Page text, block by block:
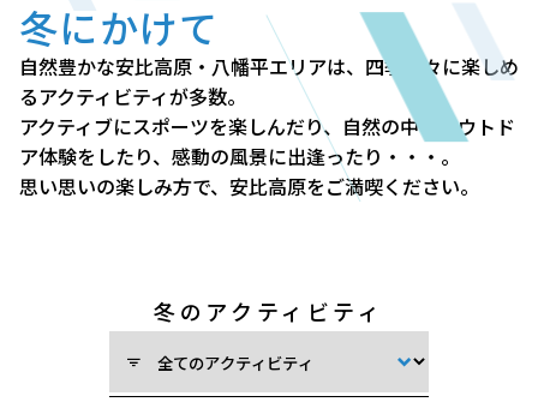
冬にかけて
自然豊かな安比高原・八幡平エリアは、四季折々に楽しめ
るアクティビティが多数。
アクティブにスポーツを楽しんだり、自然の中でアウトド
ア体験をしたり、感動の風景に出逢ったり・・・。
思い思いの楽しみ方で、安比高原をご満喫ください。
冬のアクティビティ